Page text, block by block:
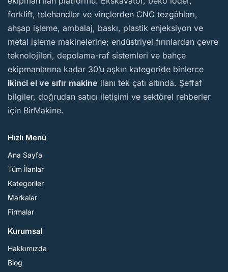
forklift, telehandler ve vinçlerden CNC tezgâhları,
ahşap işleme, ambalaj, baskı, plastik enjeksiyon ve
metal işleme makinelerine; endüstriyel fırınlardan çevre
teknolojileri, depolama-raf sistemleri ve bahçe
ekipmanlarına kadar 30’u aşkın kategoride binlerce
ikinci el ve sıfır makine ilanı tek çatı altında. Şeffaf
bilgiler, doğrudan satıcı iletişimi ve sektörel rehberler
için BirMakine.
Hızlı Menü
Ana Sayfa
Tüm İlanlar
Kategoriler
Markalar
Firmalar
Kurumsal
Hakkımızda
Blog